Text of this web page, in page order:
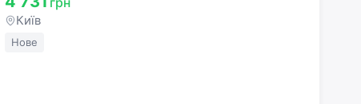
Київ
Нове